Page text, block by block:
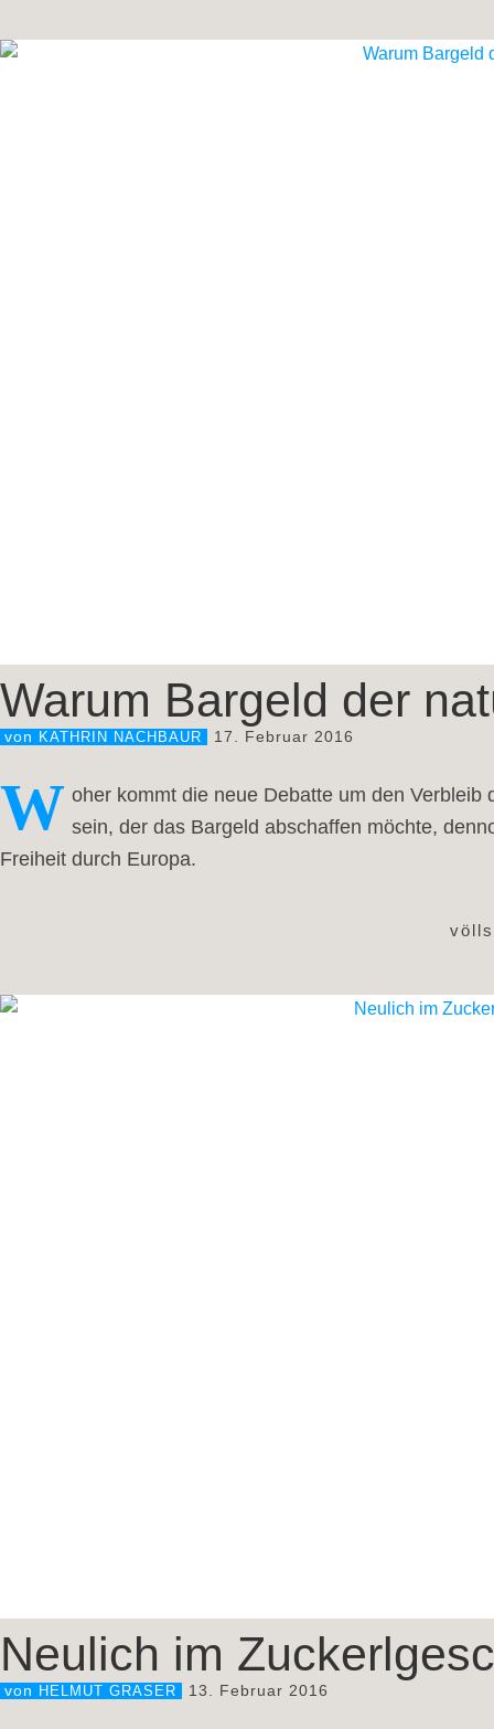
Warum Bargeld der
von KATHRIN NACHBAUR 17. Februar 2016
W oher kommt die neue Debatte um den
sein, der das Bargeld abschaffen möchte,
Freiheit durch Europa.
Neulich im
von HELMUT GRASER 13. Februar 2016